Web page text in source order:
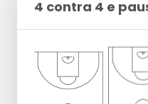
4 contra 4 e